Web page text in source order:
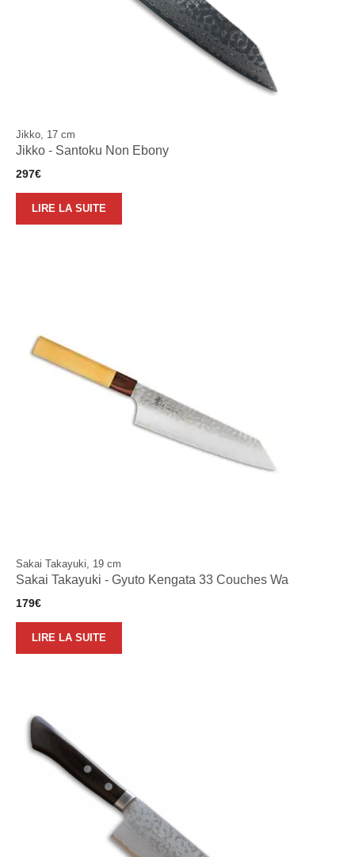
Jikko, 17 cm
Jikko - Santoku Non Ebony
297€
LIRE LA SUITE
Sakai Takayuki, 19 cm
Sakai Takayuki - Gyuto Kengata 33 Couches Wa
179€
LIRE LA SUITE